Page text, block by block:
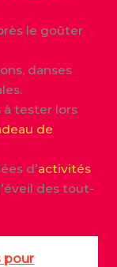
le goûter
danses
à tester lors
de
d’activités
des tout-
pour